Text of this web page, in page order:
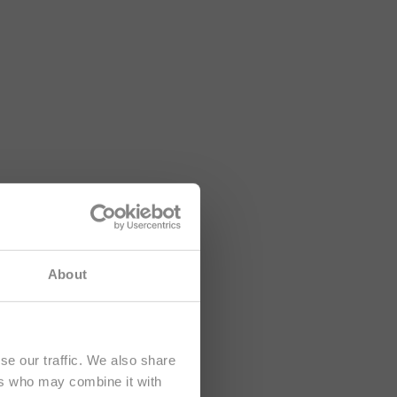
About
our traffic. We also share
who may combine it with
dirigido